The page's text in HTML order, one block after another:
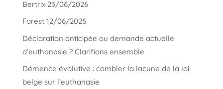
Bertrix 23/06/2026
Forest 12/06/2026
Déclaration anticipée ou demande actuelle
d’euthanasie ? Clarifions ensemble
Démence évolutive : combler la lacune de la loi
belge sur l’euthanasie